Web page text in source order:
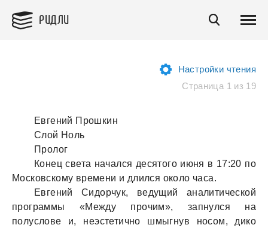
РИДЛИ
Настройки чтения
Страница 1 из 19
Евгений Прошкин
Слой Ноль
Пролог
Конец света начался десятого июня в 17:20 по
Московскому времени и длился около часа.
Евгений Сидорчук, ведущий аналитической
программы «Между прочим», запнулся на
полуслове и, неэстетично шмыгнув носом, дико